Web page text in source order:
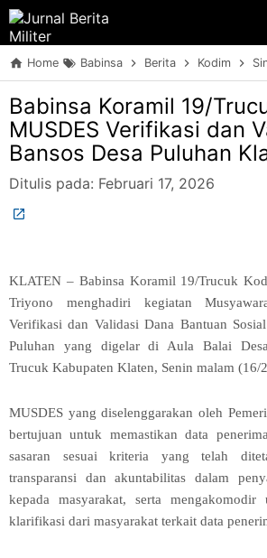
Home Babinsa Berita Kodim
Babinsa Koramil 19/
MUSDES Verifikasi dan
Bansos Desa Puluhan
Ditulis pada: Februari 17, 2026
KLATEN – Babinsa Koramil 19/Trucuk
Triyono menghadiri kegiatan
Verifikasi dan Validasi Dana Bantuan
Puluhan yang digelar di Aula Balai
Trucuk Kabupaten Klaten, Senin malam (16/
MUSDES yang diselenggarakan oleh
bertujuan untuk memastikan data
sasaran sesuai kriteria yang telah
transparansi dan akuntabilitas dalam
kepada masyarakat, serta mengakomodir
klarifikasi dari masyarakat terkait data